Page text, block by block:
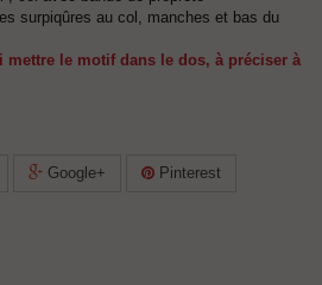
surpiqûres au col, manches et bas du
mettre le motif dans le dos, à préciser à
Google+ Pinterest